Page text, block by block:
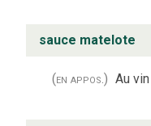
sauce matelote
(en appos.) Au